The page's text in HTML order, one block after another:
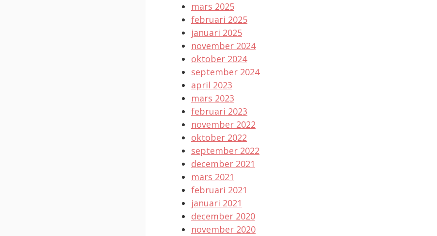
mars 2025
februari 2025
januari 2025
november 2024
oktober 2024
september 2024
april 2023
mars 2023
februari 2023
november 2022
oktober 2022
september 2022
december 2021
mars 2021
februari 2021
januari 2021
december 2020
november 2020